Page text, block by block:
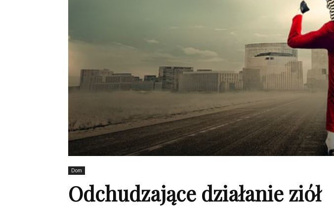
Dom
Odchudzające działanie ziół